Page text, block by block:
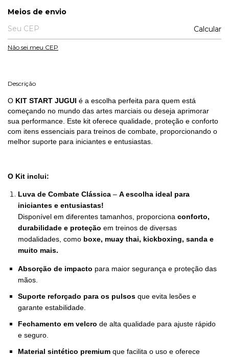
Entregas para o CEP:
Meios de envio
Calcular
Não sei meu CEP
Descrição
O KIT START JUGUI é a escolha perfeita para quem está
começando no mundo das artes marciais ou deseja aprimorar
sua performance. Este kit oferece qualidade, proteção e conforto
com itens essenciais para treinos de combate, proporcionando o
melhor suporte para iniciantes e entusiastas.
O Kit inclui:
Luva de Combate Clássica – A escolha ideal para
iniciantes e entusiastas!
Disponível em diferentes tamanhos, proporciona conforto,
durabilidade e proteção em treinos de diversas
modalidades, como boxe, muay thai, kickboxing, sanda e
muito mais.
Absorção de impacto para maior segurança e proteção das
mãos.
Suporte reforçado para os pulsos que evita lesões e
garante estabilidade.
Fechamento em velcro de alta qualidade para ajuste rápido
e seguro.
Material sintético premium que facilita o uso e oferece